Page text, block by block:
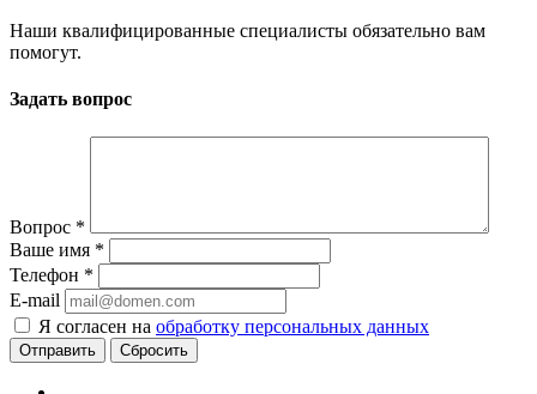
Наши квалифицированные специалисты обязательно вам
помогут.
Задать вопрос
Вопрос *
Ваше имя *
Телефон *
E-mail
Я согласен на обработку персональных данных
Сбросить